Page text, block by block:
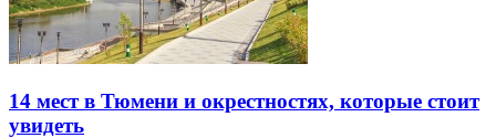
14 мест в Тюмени и окрестностях, которые стоит
увидеть